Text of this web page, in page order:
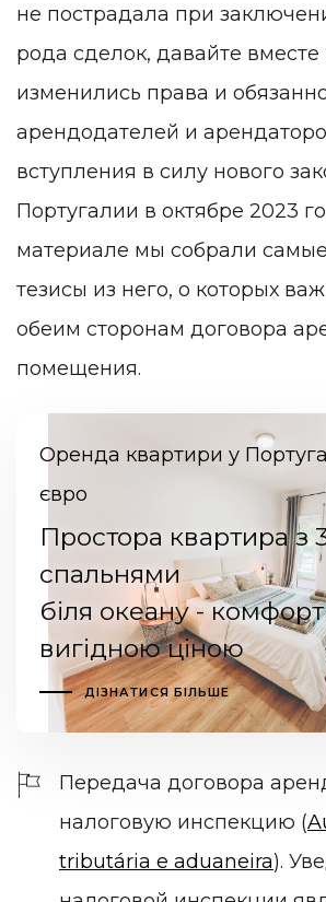
не пострадала при
рода сделок, давайте вместе
изменились права и
арендодателей и
вступления в силу нового
Португалии в октябре 2023
материале мы собрали
тезисы из него, о которых
обеим сторонам договора
помещения.
Оренда квартири у
євро
Простора квартира з
спальнями
біля океану -
вигідною ціною
ДІЗНАТИСЯ БІЛЬШЕ
Передача договора
налоговую инспекцию (
tributária e aduaneira).